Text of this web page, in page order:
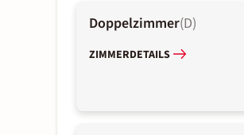
Doppelzimmer(D)
ZIMMERDETAILS